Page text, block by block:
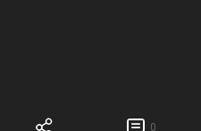
0